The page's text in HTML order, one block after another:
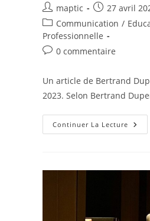
maptic
27 avril
Communication /
Professionnelle
0 commentaire
Un article de Bertrand
2023. Selon Bertrand
Continuer La Lecture